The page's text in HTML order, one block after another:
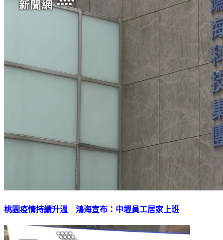
桃園疫情持續升溫 鴻海宣布：中壢員工居家上班